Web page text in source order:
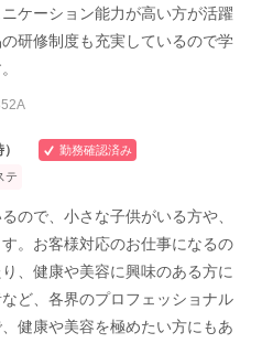
ケーション能力が高い方が活躍
研修制度も充実しているので学
勤務確認済み
テ
ので、小さな子供がいる方や、
。お客様対応のお仕事になるの
、健康や美容に興味のある方に
ど、各界のプロフェッショナル
健康や美容を極めたい方にもあ